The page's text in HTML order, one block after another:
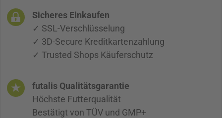
Sicheres Einkaufen
✓ SSL-Verschlüsselung
✓ 3D-Secure Kreditkartenzahlung
✓ Trusted Shops Käuferschutz
futalis Qualitätsgarantie
Höchste Futterqualität
Bestätigt von TÜV und GMP+